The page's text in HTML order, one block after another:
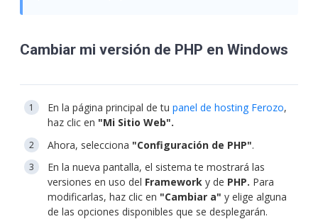
Cambiar mi versión de PHP en Windows
En la página principal de tu panel de hosting Ferozo,
haz clic en "Mi Sitio Web".
Ahora, selecciona "Configuración de PHP".
En la nueva pantalla, el sistema te mostrará las
versiones en uso del Frameworky de PHP. Para
modificarlas, haz clic en "Cambiar a" y elige alguna
de las opciones disponibles que se desplegarán.